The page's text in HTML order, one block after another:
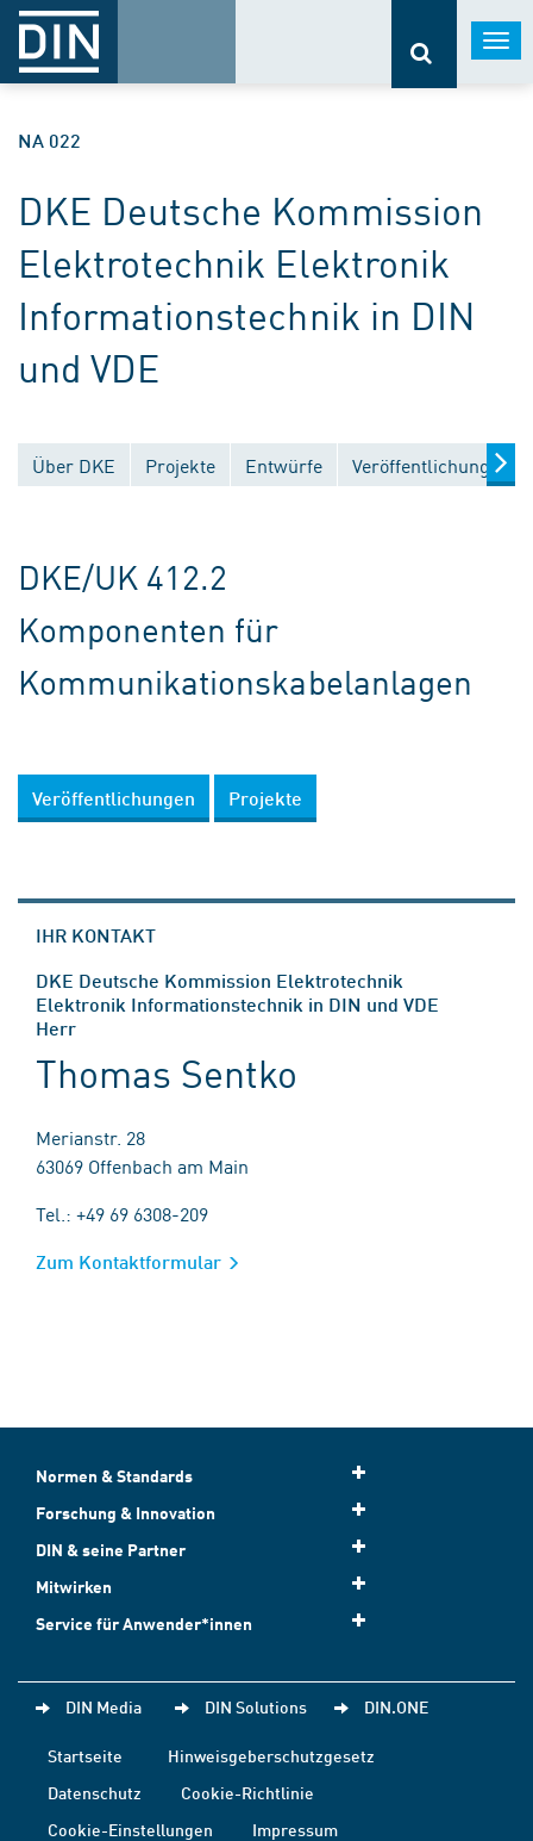
NA 022
DKE Deutsche Kommission
Elektrotechnik Elektronik
Informationstechnik in DIN
und VDE
Über DKE Projekte Entwürfe Veröffentlichungen
DKE/UK 412.2
Komponenten für
Kommunikationskabelanlagen
Veröffentlichungen Projekte
IHR KONTAKT
DKE Deutsche Kommission Elektrotechnik
Elektronik Informationstechnik in DIN und VDE
Herr
Thomas Sentko
Merianstr. 28
63069 Offenbach am Main
Tel.: +49 69 6308-209
Zum Kontaktformular
Normen & Standards
Forschung & Innovation
DIN & seine Partner
Mitwirken
Service für Anwender*innen
DIN Media DIN Solutions DIN.ONE
Startseite
Hinweisgeberschutzgesetz
Datenschutz
Cookie-Richtlinie
Cookie-Einstellungen
Impressum